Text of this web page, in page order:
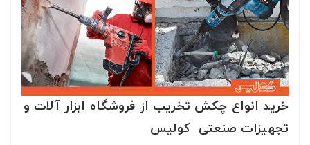
خرید انواع چکش تخریب از فروشگاه ابزار آلات و
تجهیزات صنعتی کولیس